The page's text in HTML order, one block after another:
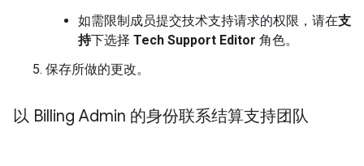
如需限制成员提交技术支持请求的权限，请在支
持下选择 Tech Support Editor 角色。
保存所做的更改。
以 Billing Admin 的身份联系结算支持团队